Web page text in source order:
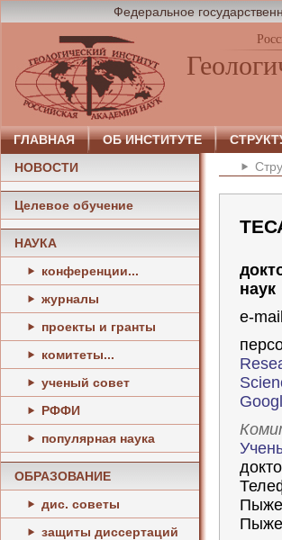
Федеральное
ГЛАВНАЯ ОБ ИНСТИТУТЕ
НОВОСТИ
Целевое обучение
НАУКА
конференции...
журналы
проекты и гранты
комитеты...
ученый совет
РФФИ
популярная наука
ОБРАЗОВАНИЕ
дис. советы
защиты диссертаций
наук
e-